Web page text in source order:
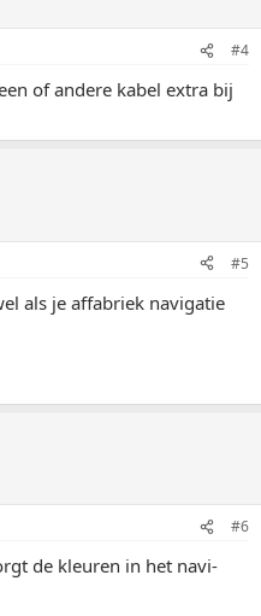
#4
of andere kabel extra bij
#5
als je affabriek navigatie
#6
de kleuren in het navi-